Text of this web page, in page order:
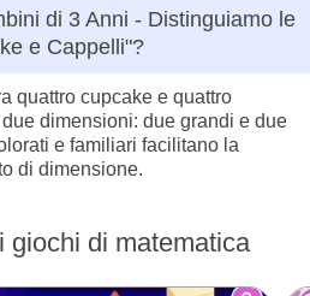
di 3 Anni - Distinguiamo le
e Cappelli"?
quattro cupcake e quattro
dimensioni: due grandi e due
e familiari facilitano la
di dimensione.
giochi di matematica